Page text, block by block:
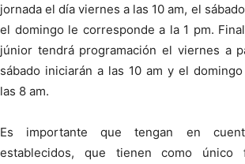
jornada el día viernes a las 10 am, el
el domingo le corresponde a la 1 pm.
júnior tendrá programación el viernes a
sábado iniciarán a las 10 am y el
las 8 am.
Es importante que tengan en
establecidos, que tienen como